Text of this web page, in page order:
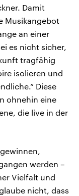
Damit
Musikangebot
an einer
es nicht sicher,
tragfähig
isolieren und
Diese
ohnehin eine
die live in der
werden –
Vielfalt und
nicht, dass